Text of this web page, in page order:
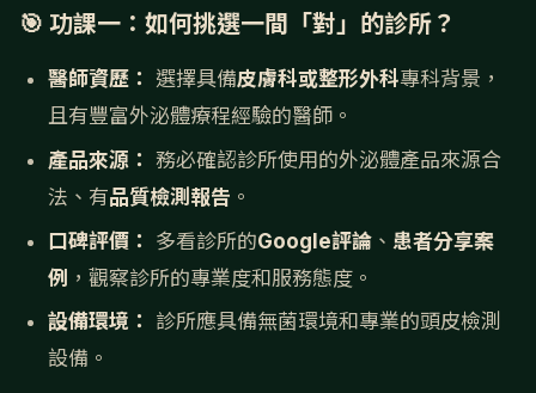
🎯 功課一：如何挑選一間「對」的診所？
醫師資歷： 選擇具備皮膚科或整形外科專科背景，
且有豐富外泌體療程經驗的醫師。
產品來源： 務必確認診所使用的外泌體產品來源合
法、有品質檢測報告 。
口碑評價：
多看診所的Google評論 、 患者分享案
例 ，觀察診所的專業度和服務態度。
設備環境：
診所應具備無菌環境和專業的頭皮檢測
設備。